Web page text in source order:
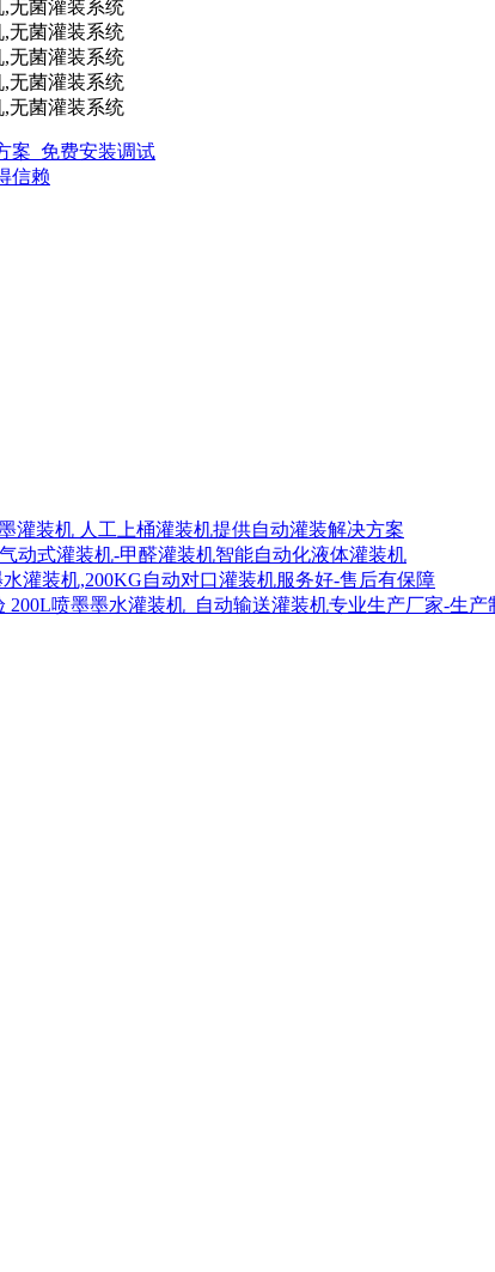
案_免费安装调试
信赖
灌装机 人工上桶灌装机提供自动灌装解决方案
动式灌装机-甲醛灌装机智能自动化液体灌装机
灌装机,200KG自动对口灌装机服务好-售后有保障
200L喷墨墨水灌装机_自动输送灌装机专业生产厂家-生产